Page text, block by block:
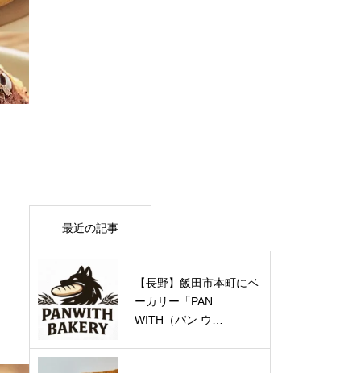
最近の記事
【長野】飯田市本町にベ
ーカリー「PAN
WITH（パン ウ…